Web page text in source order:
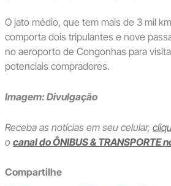
O jato médio, que tem mais de 3 mil
comporta dois tripulantes e nove
no aeroporto de Congonhas para
potenciais compradores.
Imagem: Divulgação
Receba as notícias em seu celular,
o canal do ÔNIBUS & TRANSPORTE
Compartilhe